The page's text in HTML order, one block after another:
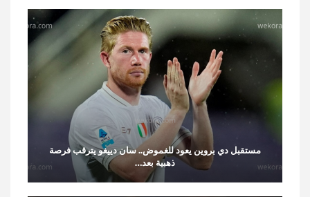
مستقبل دي بروين يعود للغموض.. سان دييغو يترقب فرصة
ذهبية بعد…